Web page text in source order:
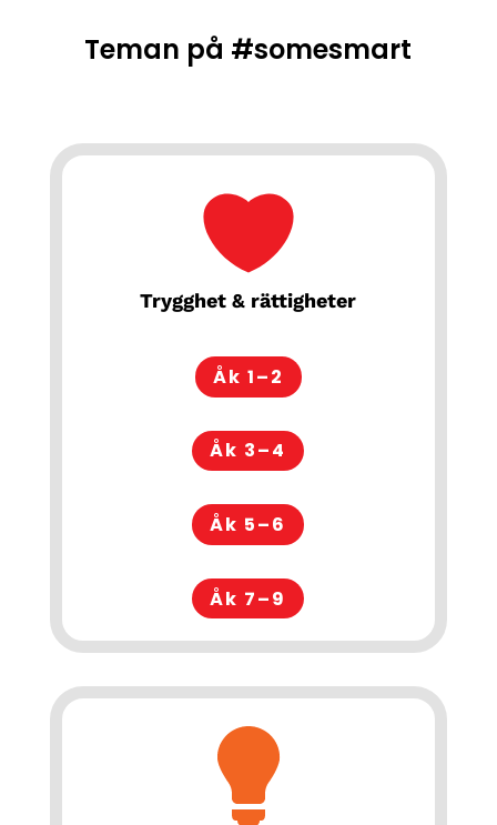
Teman på #somesmart
Trygghet & rättigheter
Åk 1–2
Åk 3–4
Åk 5–6
Åk 7–9